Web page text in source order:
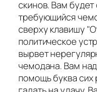
скинов. Вам
требующийся
сверху клавишу
политическое
вырвет
чемодана. Вам
помощь буква